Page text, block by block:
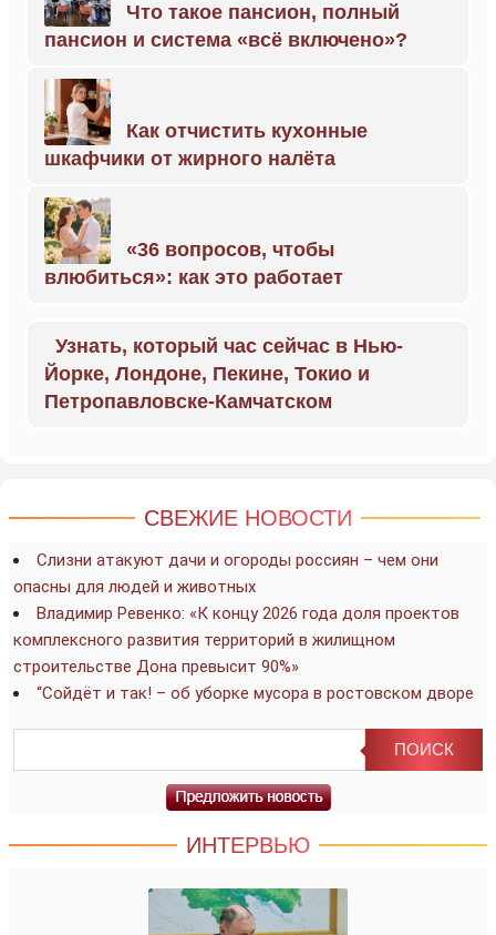
Что такое пансион, полный
пансион и система «всё включено»?
Как отчистить кухонные
шкафчики от жирного налёта
«36 вопросов, чтобы
влюбиться»: как это работает
Узнать, который час сейчас в Нью-
Йорке, Лондоне, Пекине, Токио и
Петропавловске-Камчатском
СВЕЖИЕ НОВОСТИ
Слизни атакуют дачи и огороды россиян – чем они
опасны для людей и животных
Владимир Ревенко: «К концу 2026 года доля проектов
комплексного развития территорий в жилищном
строительстве Дона превысит 90%»
“Сойдёт и так! – об уборке мусора в ростовском дворе
ИНТЕРВЬЮ